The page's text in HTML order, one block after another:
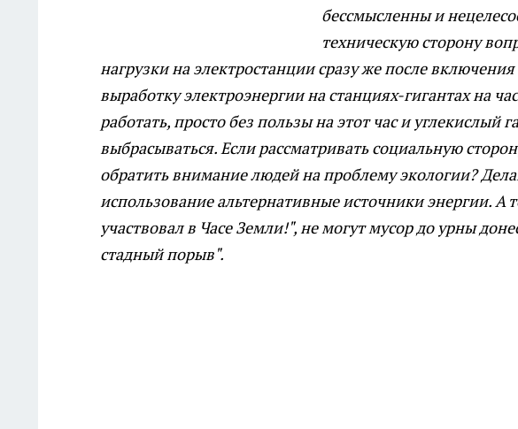
бессмысленны и
техническую сторону
нагрузки на электростанции сразу же после
выработку электроэнергии на станциях-гигантах на
работать, просто без пользы на этот час и углекислый
выбрасываться. Если рассматривать социальную
обратить внимание людей на проблему экологии?
использование альтернативные источники энергии. А
участвовал в Часе Земли!", не могут мусор до урны
стадный порыв".